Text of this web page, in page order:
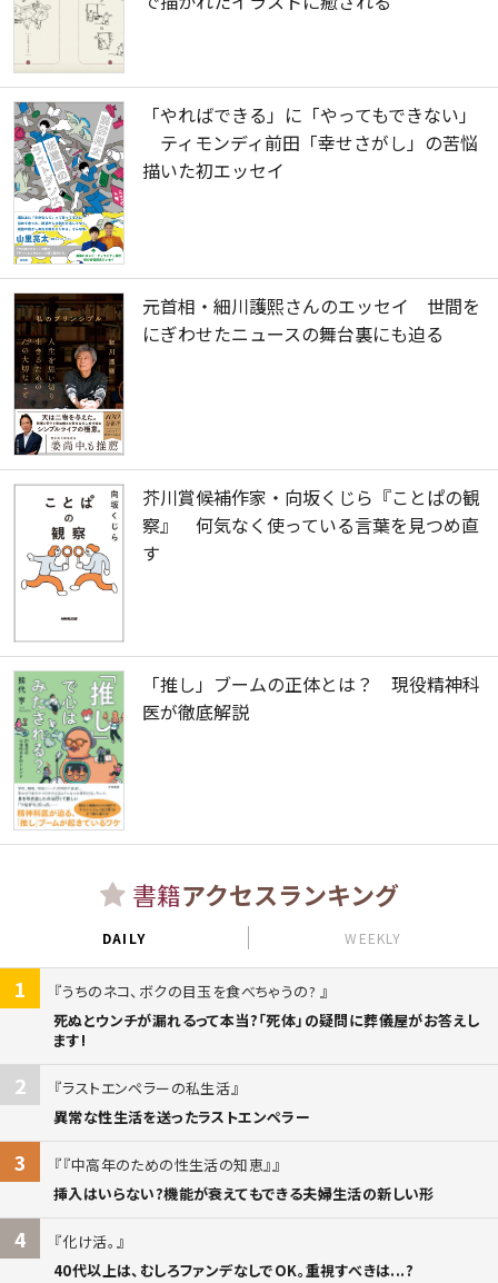
「やればできる」に「やってもできない」
ティモンディ前田「幸せさがし」の苦悩
描いた初エッセイ
元首相・細川護熙さんのエッセイ 世間を
にぎわせたニュースの舞台裏にも迫る
芥川賞候補作家・向坂くじら『ことぱの観
察』 何気なく使っている言葉を見つめ直
す
「推し」ブームの正体とは？ 現役精神科
医が徹底解説
書籍アクセスランキング
DAILY WEEKLY
1
うちのネコ、ボクの目玉を食べちゃうの?
死ぬとウンチが漏れるって本当?「死体」の疑問に葬儀屋がお答えし
ます!
2
ラストエンペラーの私生活
異常な性生活を送ったラストエンペラー
3
『中高年のための性生活の知恵』
挿入はいらない?機能が衰えてもできる夫婦生活の新しい形
4
化け活。
40代以上は、むしろファンデなしでOK。重視すべきは...?